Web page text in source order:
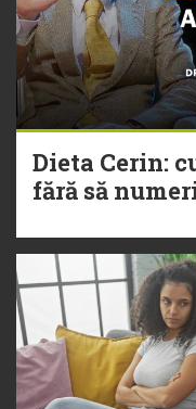
Dieta Cerin:
fără să